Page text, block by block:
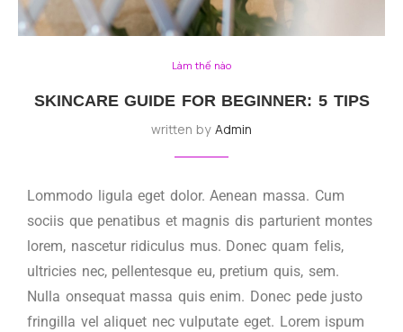
Làm thế nào
SKINCARE GUIDE FOR BEGINNER: 5 TIPS
written byAdmin
Lommodo ligula eget dolor. Aenean massa. Cum
sociis que penatibus et magnis dis parturient montes
lorem, nascetur ridiculus mus. Donec quam felis,
ultricies nec, pellentesque eu, pretium quis, sem.
Nulla onsequat massa quis enim. Donec pede justo
fringilla vel aliquet nec vulputate eget. Lorem ispum